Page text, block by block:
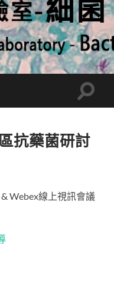
Toggle
抗藥菌研討
Webex線上視訊會議